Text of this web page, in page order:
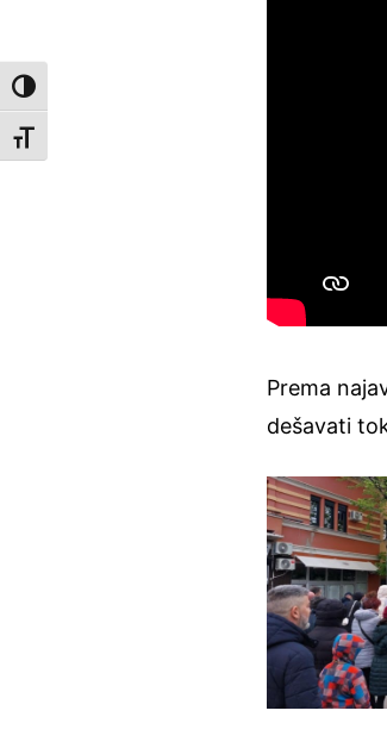
Toggle High Contrast
Toggle Font size
Prema
dešavati